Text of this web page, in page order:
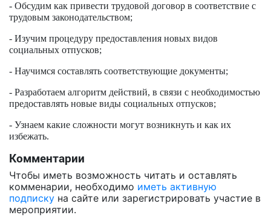
- Обсудим как привести трудовой договор в соответствие с
трудовым законодательством;
- Изучим процедуру предоставления новых видов
социальных отпусков;
- Научимся составлять соответствующие документы;
- Разработаем алгоритм действий, в связи с необходимостью
предоставлять новые виды социальных отпусков;
- Узнаем какие сложности могут возникнуть и как их
избежать.
Комментарии
Чтобы иметь возможность читать и оставлять
комменарии, необходимо иметь активную
подписку на сайте или зарегистрировать участие в
мероприятии.